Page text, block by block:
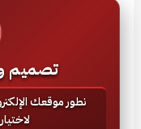
تصميم
نطور موقعك